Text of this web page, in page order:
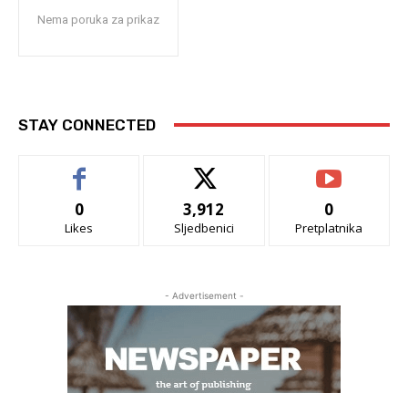
Nema poruka za prikaz
STAY CONNECTED
0
Likes
3,912
Sljedbenici
0
Pretplatnika
- Advertisement -